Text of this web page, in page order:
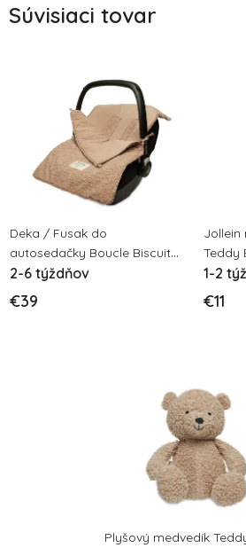
Súvisiaci tovar
Deka / Fusak do
autosedačky Boucle Biscuit
jollein
2-6 týždňov
€39
Jollein
Teddy
1-2
€11
Plyšový medvedík